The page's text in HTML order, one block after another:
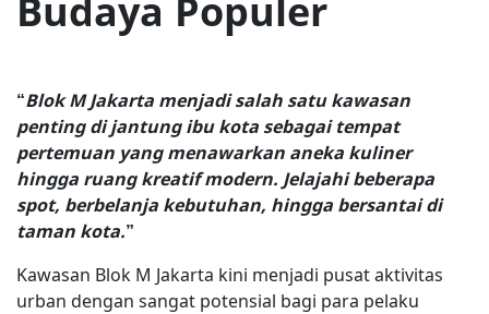
Budaya Populer
“Blok M Jakarta menjadi salah satu kawasan
penting di jantung ibu kota sebagai tempat
pertemuan yang menawarkan aneka kuliner
hingga ruang kreatif modern. Jelajahi beberapa
spot, berbelanja kebutuhan, hingga bersantai di
taman kota.”
Kawasan Blok M Jakarta kini menjadi pusat aktivitas
urban dengan sangat potensial bagi para pelaku